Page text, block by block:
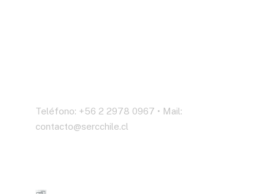
Teléfono: +56 2 2978 0967 • Mail:
contacto@sercchile.cl